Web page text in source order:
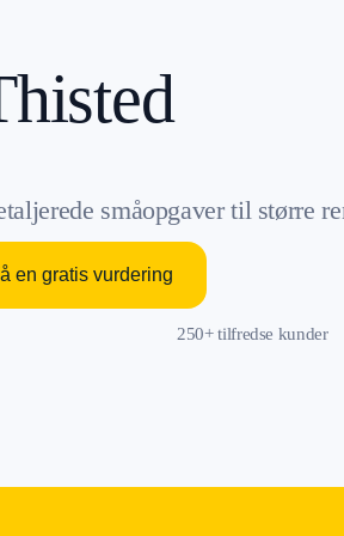
småopgaver til større
en gratis vurdering
250+ tilfredse kunder